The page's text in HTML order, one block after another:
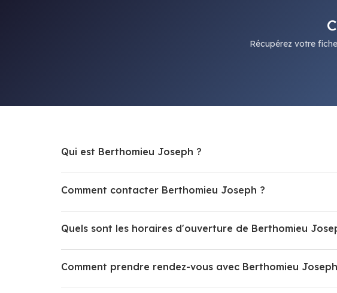
Récupérez votre
Qui est Berthomieu Joseph ?
Comment contacter Berthomieu Joseph ?
Quels sont les horaires d'ouverture de Berthomieu
Comment prendre rendez-vous avec Berthomieu